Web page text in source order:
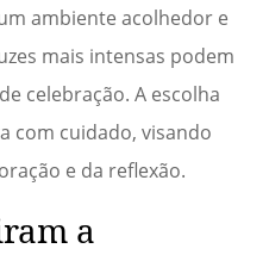
ambiente acolhedor e
mais intensas podem
celebração. A escolha
com cuidado, visando
e da reflexão.
a